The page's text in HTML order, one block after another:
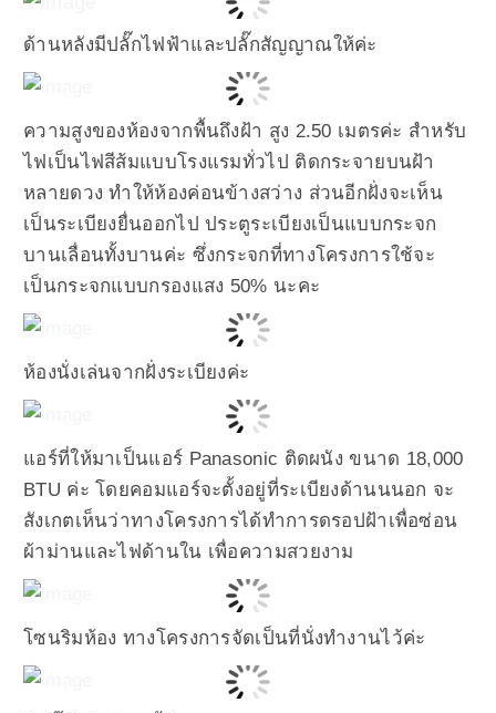
ด้านหลังมีปลั๊กไฟฟ้าและปลั๊กสัญญาณให้ค่ะ
ความสูงของห้องจากพื้นถึงฝ้า สูง 2.50 เมตรค่ะ สำหรับ
ไฟเป็นไฟสีส้มแบบโรงแรมทั่วไป ติดกระจายบนฝ้า
หลายดวง ทำให้ห้องค่อนข้างสว่าง ส่วนอีกฝั่งจะเห็น
เป็นระเบียงยื่นออกไป ประตูระเบียงเป็นแบบกระจก
บานเลื่อนทั้งบานค่ะ ซึ่งกระจกที่ทางโครงการใช้จะ
เป็นกระจกแบบกรองแสง 50% นะคะ
ห้องนั่งเล่นจากฝั่งระเบียงค่ะ
แอร์ที่ให้มาเป็นแอร์ Panasonic ติดผนัง ขนาด 18,000
BTU ค่ะ โดยคอมแอร์จะตั้งอยู่ที่ระเบียงด้านนนอก จะ
สังเกตเห็นว่าทางโครงการได้ทำการดรอปฝ้าเพื่อซ่อน
ผ้าม่านและไฟด้านใน เพื่อความสวยงาม
โซนริมห้อง ทางโครงการจัดเป็นที่นั่งทำงานไว้ค่ะ